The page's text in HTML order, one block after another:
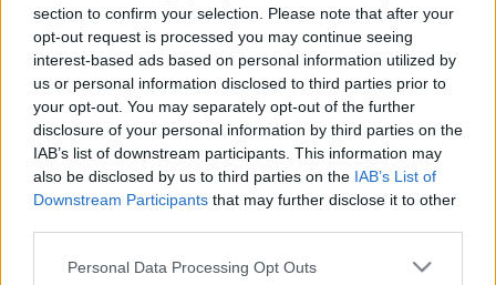
section to confirm your selection. Please note that after your
opt-out request is processed you may continue seeing
interest-based ads based on personal information utilized by
us or personal information disclosed to third parties prior to
your opt-out. You may separately opt-out of the further
disclosure of your personal information by third parties on the
IAB’s list of downstream participants. This information may
also be disclosed by us to third parties on the IAB’s List of
Downstream Participants that may further disclose it to other
Please note that this website/app uses one or more Google
Personal Data Processing Opt Outs
Kárpittisztítós Józsi•2020. december 03.
À perte sur par où commencer avec le marketing
d'article? Lisez ces conseils pour des idées
En ce qui concerne le marketing d'article, beaucoup
de gens ...
Everything You Need To Know About
Desktop Computers
Kárpittisztítós Józsi•2020. november 10.